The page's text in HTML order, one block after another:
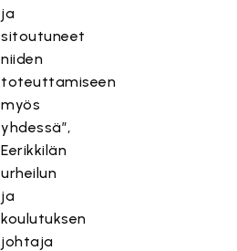
ja
sitoutuneet
niiden
toteuttamiseen
myös
yhdessä”,
Eerikkilän
urheilun
ja
koulutuksen
johtaja